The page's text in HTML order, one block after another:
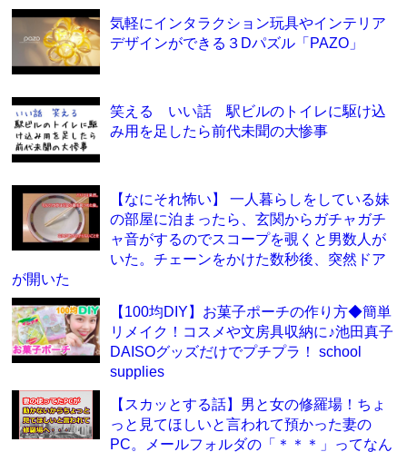
気軽にインタラクション玩具やインテリア
デザインができる３Dパズル「PAZO」
笑える いい話 駅ビルのトイレに駆け込
み用を足したら前代未聞の大惨事
【なにそれ怖い】 一人暮らしをしている妹
の部屋に泊まったら、玄関からガチャガチ
ャ音がするのでスコープを覗くと男数人が
いた。チェーンをかけた数秒後、突然ドア
が開いた
【100均DIY】お菓子ポーチの作り方◆簡単
リメイク！コスメや文房具収納に♪池田真子
DAISOグッズだけでプチプラ！ school
supplies
【スカッとする話】男と女の修羅場！ちょ
っと見てほしいと言われて預かった妻の
PC。メールフォルダの「＊＊＊」ってなん